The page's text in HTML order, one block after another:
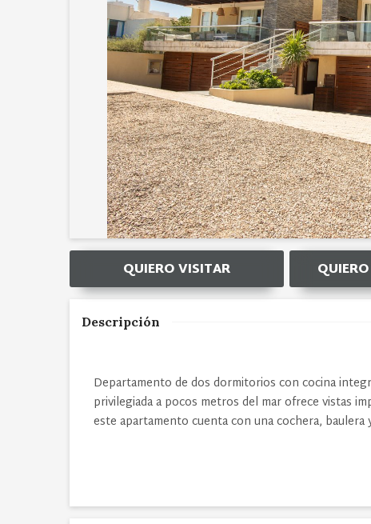
QUIERO VISITAR
Descripción
Departamento de dos dormitorios con cocina
privilegiada a pocos metros del mar ofrece vistas
este apartamento cuenta con una cochera, baulera